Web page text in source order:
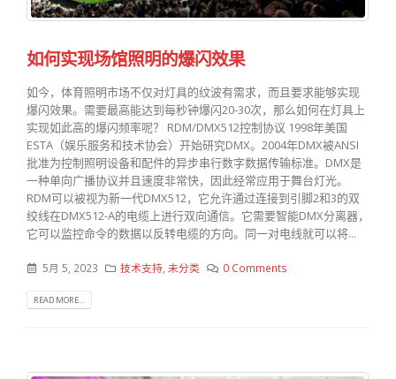
如何实现场馆照明的爆闪效果
如今，体育照明市场不仅对灯具的纹波有需求，而且要求能够实现
爆闪效果。需要最高能达到每秒钟爆闪20-30次，那么如何在灯具上
实现如此高的爆闪频率呢？ RDM/DMX512控制协议 1998年美国
ESTA（娱乐服务和技术协会）开始研究DMX。2004年DMX被ANSI
批准为控制照明设备和配件的异步串行数字数据传输标准。DMX是
一种单向广播协议并且速度非常快，因此经常应用于舞台灯光。
RDM可以被视为新一代DMX512，它允许通过连接到引脚2和3的双
绞线在DMX512-A的电缆上进行双向通信。它需要智能DMX分离器，
它可以监控命令的数据以反转电缆的方向。同一对电线就可以将...
5月 5, 2023 技术支持 ,未分类 0 Comments
READ MORE...